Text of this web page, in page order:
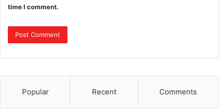
time I comment.
Popular Recent Comments